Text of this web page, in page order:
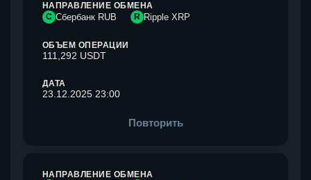
НАПРАВЛЕНИЕ ОБМЕНА
С Сбербанк RUB R Ripple XRP
ОБЪЕМ ОПЕРАЦИИ
111,292 USDT
ДАТА
23.12.2025 23:00
Повторить
НАПРАВЛЕНИЕ ОБМЕНА